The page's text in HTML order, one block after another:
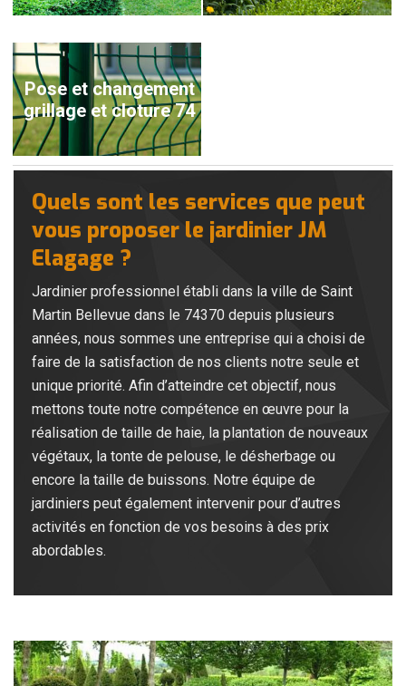
Pose et changement
grillage et cloture 74
Quels sont les services que peut
vous proposer le jardinier JM
Elagage ?
Jardinier professionnel établi dans la ville de Saint
Martin Bellevue dans le 74370 depuis plusieurs
années, nous sommes une entreprise qui a choisi de
faire de la satisfaction de nos clients notre seule et
unique priorité. Afin d’atteindre cet objectif, nous
mettons toute notre compétence en œuvre pour la
réalisation de taille de haie, la plantation de nouveaux
végétaux, la tonte de pelouse, le désherbage ou
encore la taille de buissons. Notre équipe de
jardiniers peut également intervenir pour d’autres
activités en fonction de vos besoins à des prix
abordables.